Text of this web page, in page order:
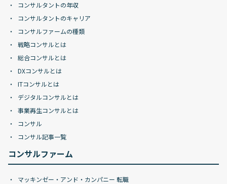
コンサルタントの年収
コンサルタントのキャリア
コンサルファームの種類
戦略コンサルとは
総合コンサルとは
DXコンサルとは
ITコンサルとは
デジタルコンサルとは
事業再生コンサルとは
コンサル
コンサル記事一覧
コンサルファーム
マッキンゼー・アンド・カンパニー 転職